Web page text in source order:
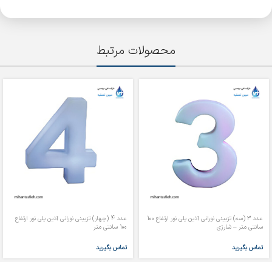
محصولات مرتبط
عدد 3 (سه) تزیینی نورانی آذین پلی نور ارتفاع 100
سانتی متر – شارژی
تماس بگیرید
عدد 4 (چهار) تزیینی نورانی آذین پلی نور ارتفاع
100 سانتی متر
تماس بگیرید